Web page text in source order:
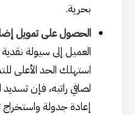
بحرية.
الحصول على تمويل
العميل إلى سيولة
استهلك الحد الأعلى
لصافي راتبه، فإن
إعادة جدولة